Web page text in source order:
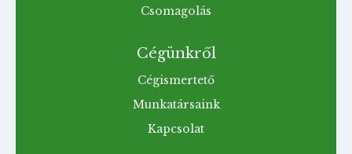
Csomagolás
Cégünkről
Cégismertető
Munkatársaink
Kapcsolat